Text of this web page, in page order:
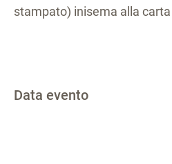
stampato) inisema alla
Data evento